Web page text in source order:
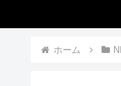
ホーム